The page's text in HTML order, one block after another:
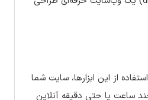
از این ابزارها، سایت شما
ساعت یا حتی دقیقه آنلاین